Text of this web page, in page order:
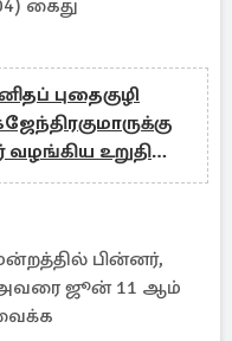
கைது
புதைகுழி
உறுதி
பின்னர்,
ஜூன் 11 ஆம்